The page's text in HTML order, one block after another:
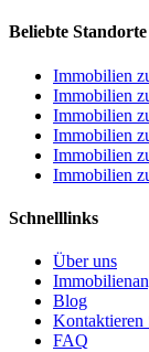
Beliebte Standorte
Immobilien
Immobilien
Immobilien
Immobilien
Immobilien
Immobilien
Schnelllinks
Über uns
Blog
Kontaktieren
FAQ